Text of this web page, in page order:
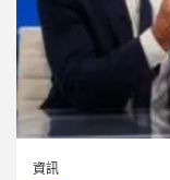
資訊